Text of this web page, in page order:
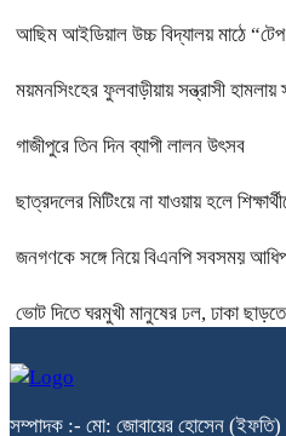
আছিম আইডিয়াল উচ্চ বিদ্যালয় মাঠে “টেপ
ময়মনসিংহের ফুলবাড়ীয়ায় সন্ত্রাসী
গাজীপুরে তিন দিন ব্যাপী লালন উৎসব
ছাত্রদলের মিটিংয়ে না যাওয়ায় হলে
জনগণকে সঙ্গে নিয়ে বিএনপি সবসময়
ভোট দিতে ঘরমুখী মানুষের ঢল, ঢাকা
সম্পাদক :- মো: জোবায়ের হোসেন